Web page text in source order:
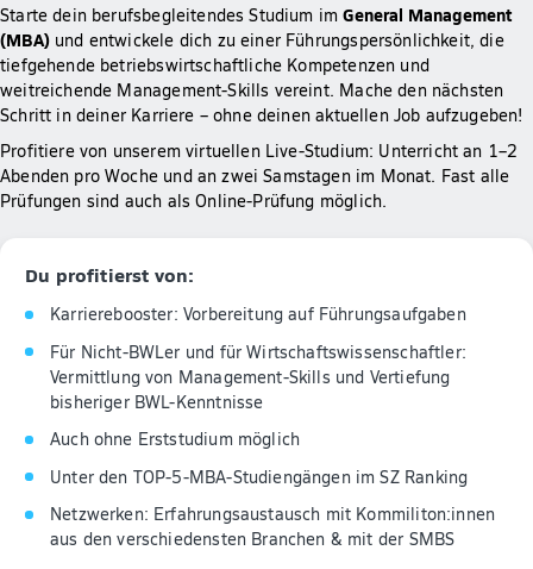
Starte dein berufsbegleitendes Studium imGeneral Management
(MBA)und entwickele dich zu einer Führungspersönlichkeit, die
tiefgehende betriebswirtschaftliche Kompetenzen und
weitreichende Management-Skills vereint. Mache den nächsten
Schritt in deiner Karriere – ohne deinen aktuellen Job aufzugeben!
Profitiere von unserem virtuellen Live-Studium: Unterricht an 1–2
Abenden pro Woche und an zwei Samstagen im Monat. Fast alle
Prüfungen sind auch als Online-Prüfung möglich.
Du profitierst von:
Karrierebooster: Vorbereitung auf Führungsaufgaben
Für Nicht-BWLer und für Wirtschaftswissenschaftler:
Vermittlung von Management-Skills und Vertiefung
bisheriger BWL-Kenntnisse
Auch ohne Erststudium möglich
Unter den TOP-5-MBA-Studiengängen im SZ Ranking
Netzwerken: Erfahrungsaustausch mit Kommiliton:innen
aus den verschiedensten Branchen & mit der SMBS